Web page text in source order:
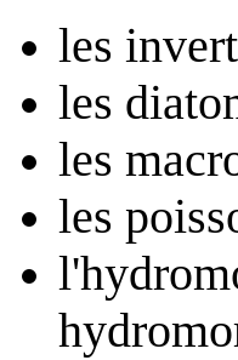
les
les
les
les